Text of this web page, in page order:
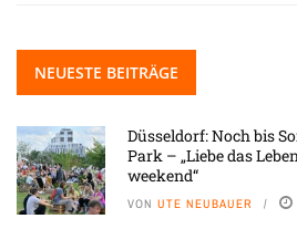
NEUESTE BEITRÄGE
Düsseldorf: Noch bis
Park – „Liebe das
weekend“
VON UTE NEUBAUER